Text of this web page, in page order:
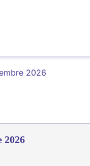
2026
2026